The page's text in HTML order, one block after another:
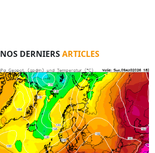
NOS DERNIERSARTICLES